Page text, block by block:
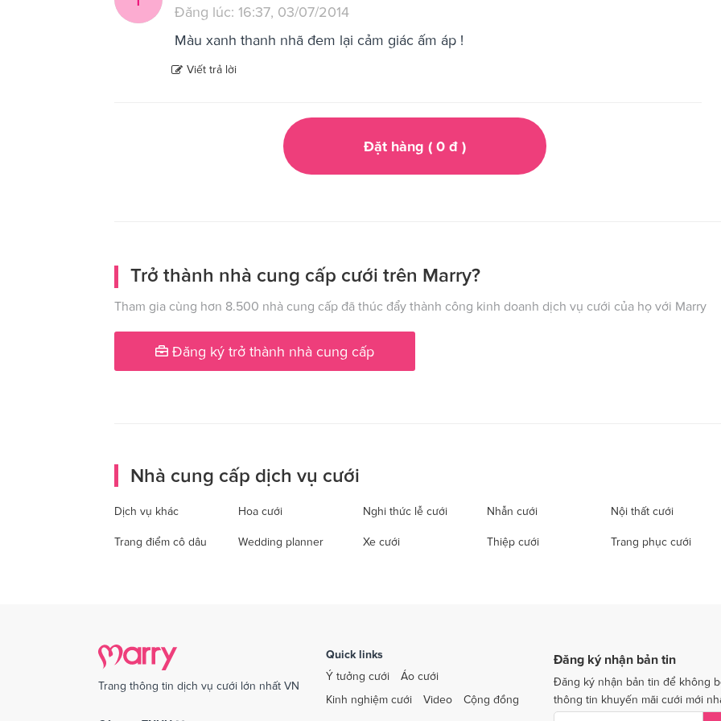
Đăng lúc: 16:37, 03/07/2014
Màu xanh thanh nhã đem lại cảm giác ấm áp !
Viết trả lời
Đặt hàng ( 0đ )
Trở thành nhà cung cấp cưới trên Marry?
Tham gia cùng hơn 8.500 nhà cung cấp đã thúc đẩy thành công kinh doanh dịch vụ cưới của họ với Marry
Đăng ký trở thành nhà cung cấp
Nhà cung cấp dịch vụ cưới
Dịch vụ khác Hoa cưới Nghi thức lễ cưới Nhẫn cưới Nội thất cưới
Trang điểm cô dâu Wedding planner Xe cưới Thiệp cưới Trang phục cưới
Trang thông tin dịch vụ cưới lớn nhất VN
Quick links
Ý tưởng cưới
Áo cưới
Kinh nghiệm cưới
Video Cộng đồng
Đăng ký nhận bản tin
Đăng ký nhận bản tin để không
thông tin khuyến mãi cưới mới